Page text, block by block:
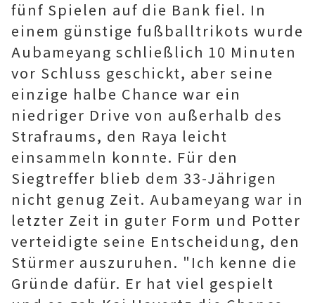
fünf Spielen auf die Bank fiel. In
einem günstige fußballtrikots wurde
Aubameyang schließlich 10 Minuten
vor Schluss geschickt, aber seine
einzige halbe Chance war ein
niedriger Drive von außerhalb des
Strafraums, den Raya leicht
einsammeln konnte. Für den
Siegtreffer blieb dem 33-Jährigen
nicht genug Zeit. Aubameyang war in
letzter Zeit in guter Form und Potter
verteidigte seine Entscheidung, den
Stürmer auszuruhen. "Ich kenne die
Gründe dafür. Er hat viel gespielt